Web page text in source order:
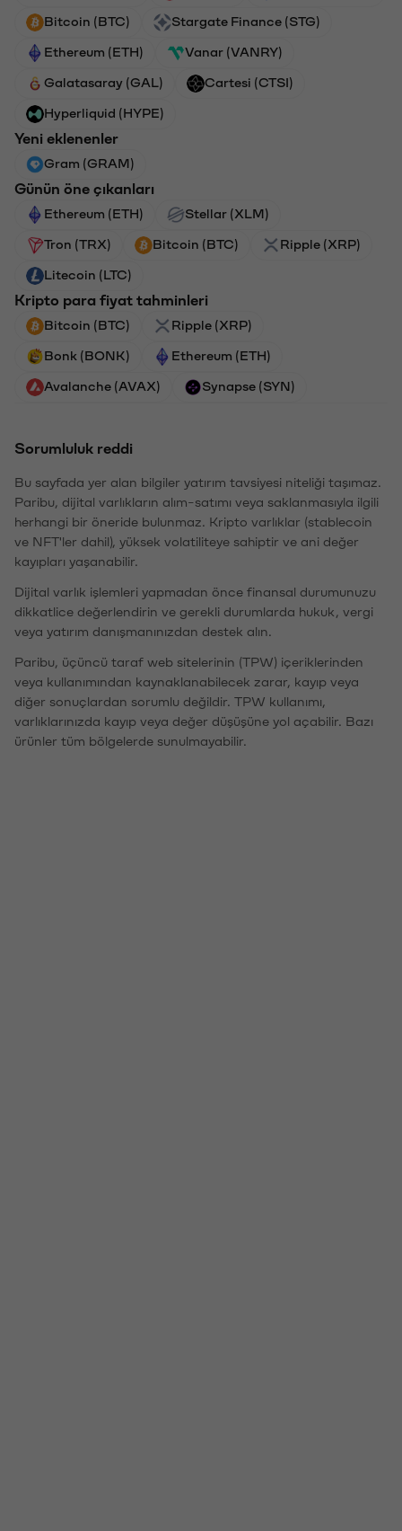
Bitcoin (BTC) Stargate Finance (STG)
Ethereum (ETH) Vanar (VANRY)
Galatasaray (GAL) Cartesi (CTSI)
Hyperliquid (HYPE)
Yeni eklenenler
Gram (GRAM)
Günün öne çıkanları
Ethereum (ETH) Stellar (XLM)
Tron (TRX) Bitcoin (BTC) Ripple (XRP)
Litecoin (LTC)
Kripto para fiyat tahminleri
Bitcoin (BTC) Ripple (XRP)
Bonk (BONK) Ethereum (ETH)
Avalanche (AVAX) Synapse (SYN)
Sorumluluk reddi
Bu sayfada yer alan bilgiler yatırım tavsiyesi niteliği taşımaz.
Paribu, dijital varlıkların alım-satımı veya saklanmasıyla ilgili
herhangi bir öneride bulunmaz. Kripto varlıklar (stablecoin
ve NFT'ler dahil), yüksek volatiliteye sahiptir ve ani değer
kayıpları yaşanabilir.
Dijital varlık işlemleri yapmadan önce finansal durumunuzu
dikkatlice değerlendirin ve gerekli durumlarda hukuk, vergi
veya yatırım danışmanınızdan destek alın.
Paribu, üçüncü taraf web sitelerinin (TPW) içeriklerinden
veya kullanımından kaynaklanabilecek zarar, kayıp veya
diğer sonuçlardan sorumlu değildir. TPW kullanımı,
varlıklarınızda kayıp veya değer düşüşüne yol açabilir. Bazı
ürünler tüm bölgelerde sunulmayabilir.